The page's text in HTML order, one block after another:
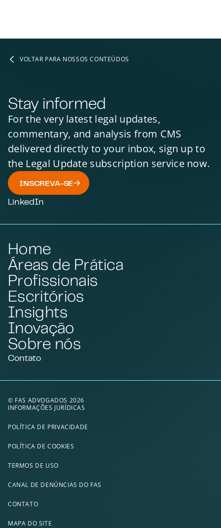
VOLTAR PARA NOSSOS CONTEÚDOS
Stay informed
For the very latest legal updates,
commentary, and analysis from CMS
delivered directly to your inbox, sign up to
the Legal Update subscription service now.
INSCREVA-SE
LinkedIn
Home
Áreas de Prática
Profissionais
Escritórios
Insights
Inovação
Sobre nós
Contato
© FAS ADVOGADOS 2026
INFORMAÇÕES JURÍDICAS
POLÍTICA DE PRIVACIDADE
POLÍTICA DE COOKIES
TERMOS DE USO
CANAL DE DENÚNCIAS DO FAS
CONTATO
MAPA DO SITE